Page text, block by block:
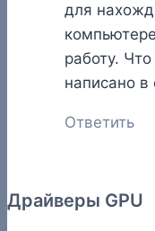
для
работу.
написано в
Ответить
Драйверы GPU